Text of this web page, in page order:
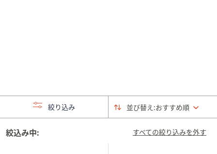
デ
イ
ス
並び替え:おすすめ順
絞り込み
すべての絞り込みを外す
絞込み中: